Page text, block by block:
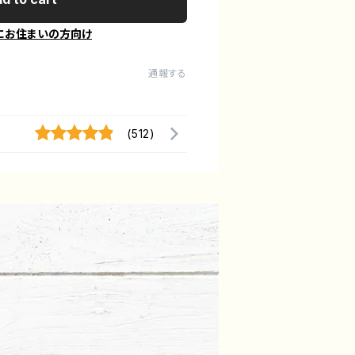
お住まいの方向け
通報する
(512)